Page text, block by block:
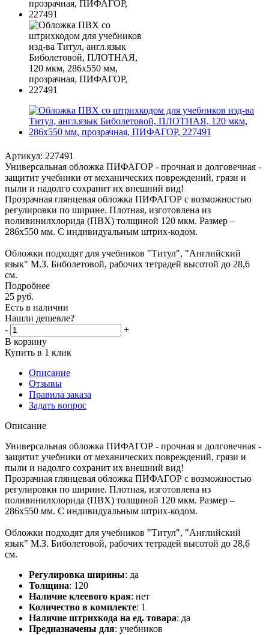
Артикул: 227491
Универсальная обложка ПИФАГОР - прочная и долговечная -
защитит учебники от механических повреждений, грязи и
пыли и надолго сохранит их внешний вид!
Прозрачная глянцевая обложка ПИФАГОР с возможностью
регулировки по ширине. Плотная, изготовлена из
поливинилхлорида (ПВХ) толщиной 120 мкм. Размер –
286х550 мм. С индивидуальным штрих-кодом.
Обложки подходят для учебников "Титул", "Английский
язык" М.З. Биболетовой, рабочих тетрадей высотой до 28,6
см.
Подробнее
25 руб.
Есть в наличии
Нашли дешевле?
-
+
В корзину
Купить в 1 клик
Описание
Отзывы
Правила заказа
Задать вопрос
Описание
Универсальная обложка ПИФАГОР - прочная и долговечная -
защитит учебники от механических повреждений, грязи и
пыли и надолго сохранит их внешний вид!
Прозрачная глянцевая обложка ПИФАГОР с возможностью
регулировки по ширине. Плотная, изготовлена из
поливинилхлорида (ПВХ) толщиной 120 мкм. Размер –
286х550 мм. С индивидуальным штрих-кодом.
Обложки подходят для учебников "Титул", "Английский
язык" М.З. Биболетовой, рабочих тетрадей высотой до 28,6
см.
Регулировка ширины: да
Толщина: 120
Наличие клеевого края: нет
Количество в комплекте: 1
Наличие штрихкода на ед. товара: да
Предназначены для: учебников